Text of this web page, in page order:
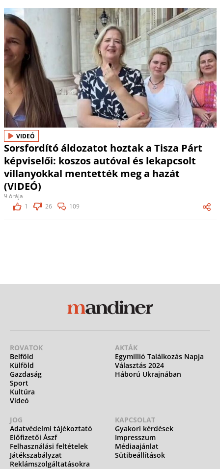
VIDEÓ
Sorsfordító áldozatot hoztak a Tisza Párt
képviselői: koszos autóval és lekapcsolt
villanyokkal mentették meg a hazát
(VIDEÓ)
9 órája
1
26 109
ROVATOK
Belföld
Külföld
Gazdaság
Sport
Kultúra
Videó
AKTÁK
Egymillió Találkozás Napja
Választás 2024
Háború Ukrajnában
JOG
Adatvédelmi tájékoztató
Előfizetői Ászf
Felhasználási feltételek
Játékszabályzat
Reklámszolgáltatásokra
KAPCSOLAT
Gyakori kérdések
Impresszum
Médiaajánlat
Sütibeállítások